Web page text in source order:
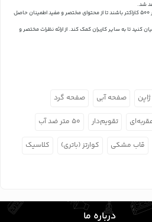
شد.
نظرات باید حداقل شامل 50 کاراکتر و حداکثر 500 کاراکتر باشند تا از محتوای مختصر و مفید اطمینان حاصل
کنید تا به سایر کاربران کمک کند.از ارائه نظرات مختصر و
صفحه آبی صفحه گرد
تقویم‌دار ۵۰ متر ضد آب
قاب مشکی کوارتز (باتری) کلاسیک
درباره ما